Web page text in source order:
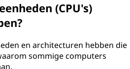
(CPU's)
en architecturen hebben die
sommige computers